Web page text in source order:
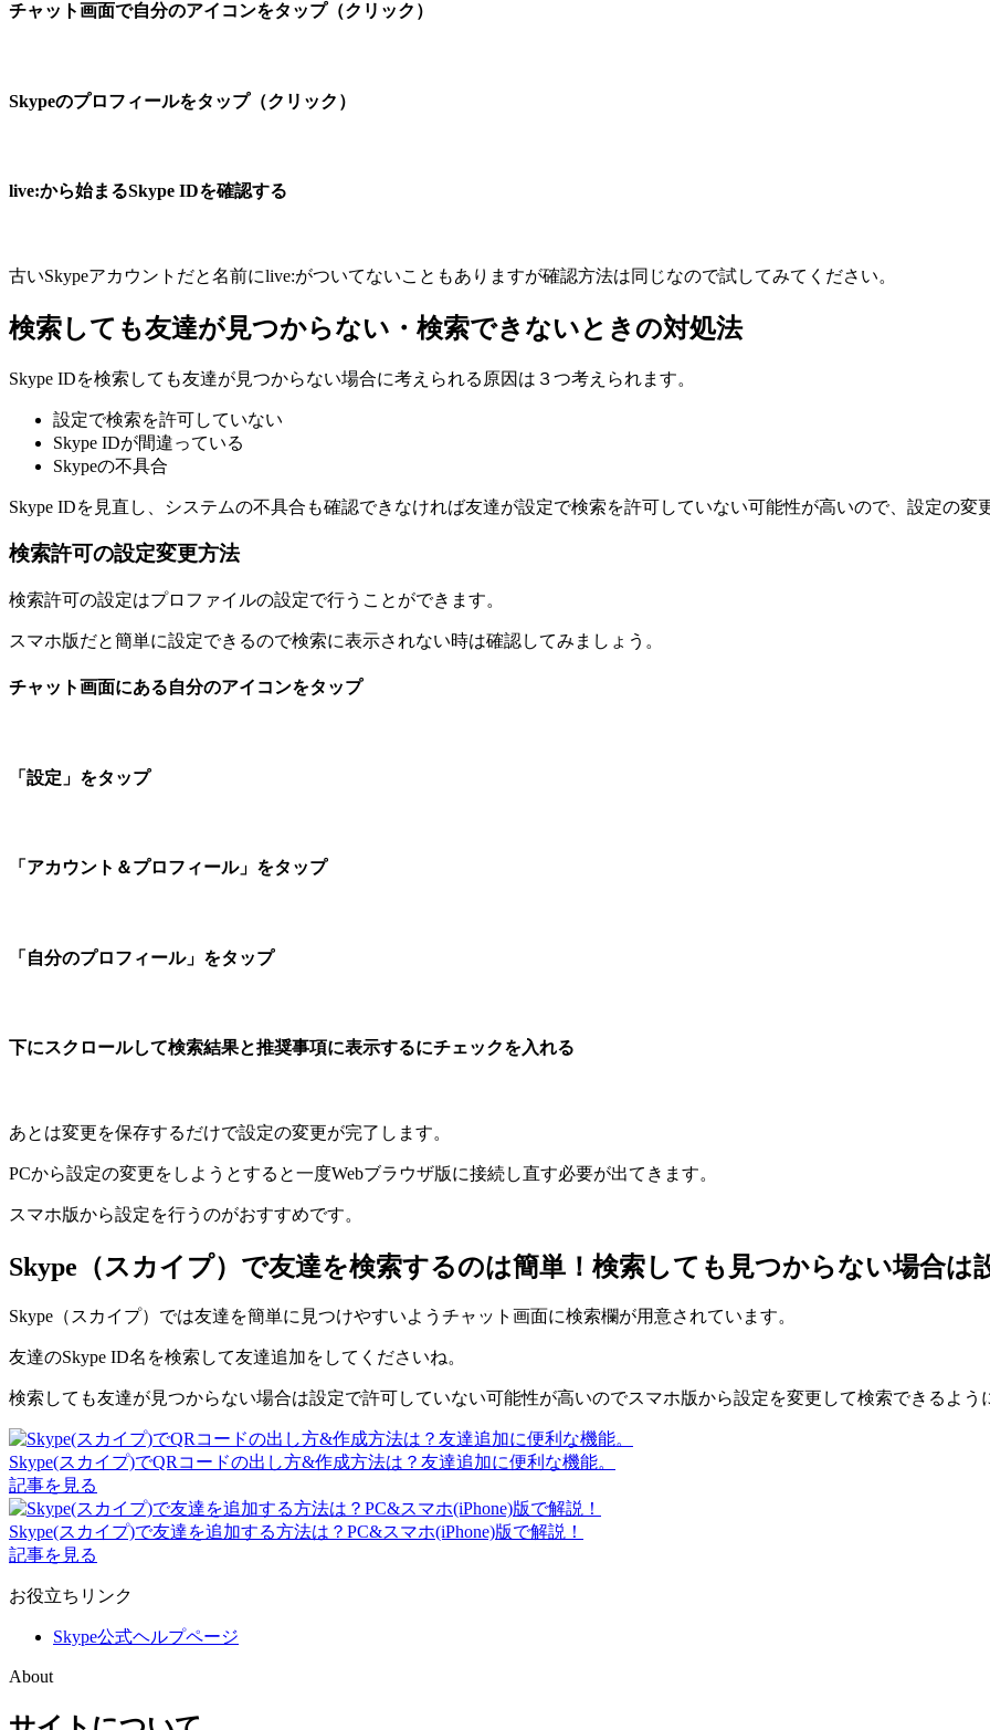
チャット画面で自分のアイコンをタップ（クリック）
Skypeのプロフィールをタップ（クリック）
live:から始まるSkype IDを確認する
古いSkypeアカウントだと名前にlive:がついてないこともありますが確認方法は同じなので試してみてください。
検索しても友達が見つからない・検索できないときの対処法
Skype IDを検索しても友達が見つからない場合に考えられる原因は３つ考えられます。
設定で検索を許可していない
Skype IDが間違っている
Skypeの不具合
Skype IDを見直し、システムの不具合も確認できなければ友達が設定で検索を許可していない可能性が高いので、設定の変
検索許可の設定変更方法
検索許可の設定はプロファイルの設定で行うことができます。
スマホ版だと簡単に設定できるので検索に表示されない時は確認してみましょう。
チャット画面にある自分のアイコンをタップ
「設定」をタップ
「アカウント＆プロフィール」をタップ
「自分のプロフィール」をタップ
下にスクロールして検索結果と推奨事項に表示するにチェックを入れる
あとは変更を保存するだけで設定の変更が完了します。
PCから設定の変更をしようとすると一度Webブラウザ版に接続し直す必要が出てきます。
スマホ版から設定を行うのがおすすめです。
Skype（スカイプ）で友達を検索するのは簡単！検索しても見つからない場合は
Skype（スカイプ）では友達を簡単に見つけやすいようチャット画面に検索欄が用意されています。
友達のSkype ID名を検索して友達追加をしてくださいね。
検索しても友達が見つからない場合は設定で許可していない可能性が高いのでスマホ版から設定を変更して検索できるよう
Skype(スカイプ)でQRコードの出し方&作成方法は？友達追加に便利な機能。
記事を見る
Skype(スカイプ)で友達を追加する方法は？PC&スマホ(iPhone)版で解説！
記事を見る
お役立ちリンク
Skype公式ヘルプページ
About